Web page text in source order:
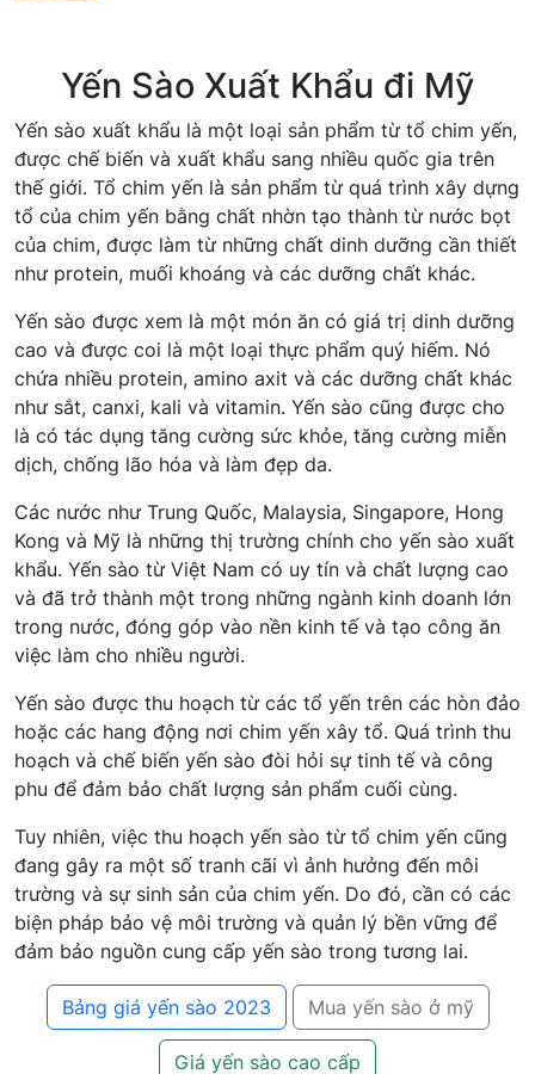
Yến Sào Xuất Khẩu đi Mỹ
Yến sào xuất khẩu là một loại sản phẩm từ tổ chim yến,
được chế biến và xuất khẩu sang nhiều quốc gia trên
thế giới. Tổ chim yến là sản phẩm từ quá trình xây dựng
tổ của chim yến bằng chất nhờn tạo thành từ nước bọt
của chim, được làm từ những chất dinh dưỡng cần thiết
như protein, muối khoáng và các dưỡng chất khác.
Yến sào được xem là một món ăn có giá trị dinh dưỡng
cao và được coi là một loại thực phẩm quý hiếm. Nó
chứa nhiều protein, amino axit và các dưỡng chất khác
như sắt, canxi, kali và vitamin. Yến sào cũng được cho
là có tác dụng tăng cường sức khỏe, tăng cường miễn
dịch, chống lão hóa và làm đẹp da.
Các nước như Trung Quốc, Malaysia, Singapore, Hong
Kong và Mỹ là những thị trường chính cho yến sào xuất
khẩu. Yến sào từ Việt Nam có uy tín và chất lượng cao
và đã trở thành một trong những ngành kinh doanh lớn
trong nước, đóng góp vào nền kinh tế và tạo công ăn
việc làm cho nhiều người.
Yến sào được thu hoạch từ các tổ yến trên các hòn đảo
hoặc các hang động nơi chim yến xây tổ. Quá trình thu
hoạch và chế biến yến sào đòi hỏi sự tinh tế và công
phu để đảm bảo chất lượng sản phẩm cuối cùng.
Tuy nhiên, việc thu hoạch yến sào từ tổ chim yến cũng
đang gây ra một số tranh cãi vì ảnh hưởng đến môi
trường và sự sinh sản của chim yến. Do đó, cần có các
biện pháp bảo vệ môi trường và quản lý bền vững để
đảm bảo nguồn cung cấp yến sào trong tương lai.
Bảng giá yến sào 2023 Mua yến sào ở mỹ
Giá yến sào cao cấp